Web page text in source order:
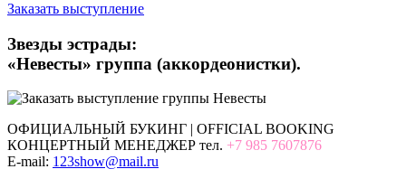
Заказать выступление
Звезды эстрады:
«Невесты» группа (аккордеонистки).
ОФИЦИАЛЬНЫЙ БУКИНГ | OFFICIAL BOOKING
КОНЦЕРТНЫЙ МЕНЕДЖЕР тел. +7 985 7607876
E-mail: 123show@mail.ru